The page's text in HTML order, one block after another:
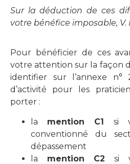
Sur la déduction de ces
votre bénéfice imposable, V.
Pour bénéficier de ces
votre attention sur la façon
identifier sur l’annexe n°
d’activité pour les
porter :
la mention C1 si
conventionné du
dépassement
la mention C2 si